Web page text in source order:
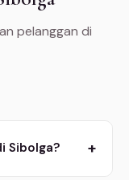
pelanggan di
Sibolga? +